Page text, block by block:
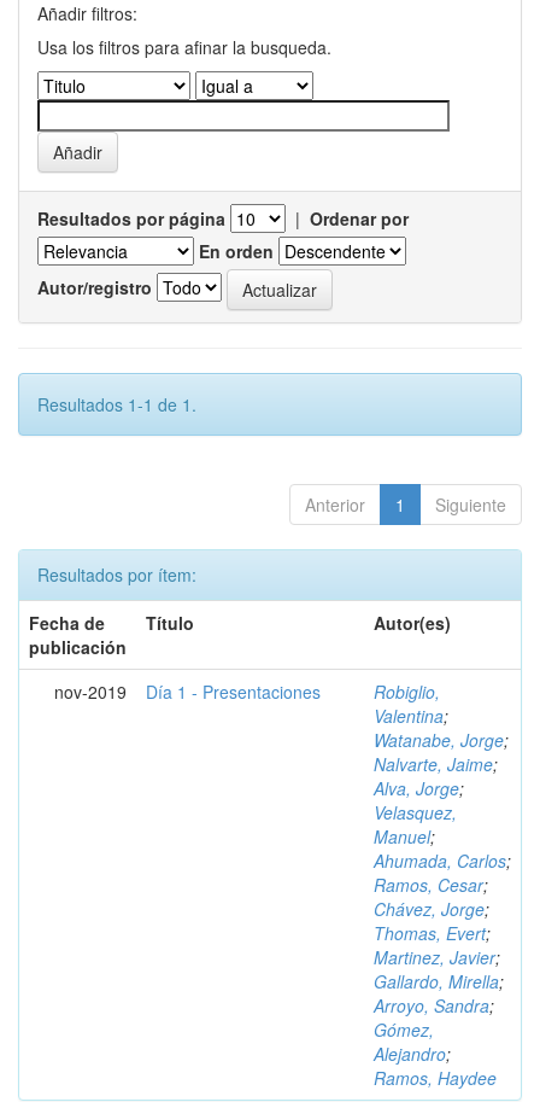
Añadir filtros:
Usa los filtros para afinar la busqueda.
Resultados por página | Ordenar por
En orden
Autor/registro
Resultados 1-1 de 1.
Anterior 1 Siguiente
Resultados por ítem:
Fecha de
publicación
Título Autor(es)
nov-2019 Día 1 - Presentaciones
Robiglio,
Valentina;
Watanabe, Jorge;
Nalvarte, Jaime;
Alva, Jorge;
Velasquez,
Manuel;
Ahumada, Carlos;
Ramos, Cesar;
Chávez, Jorge;
Thomas, Evert;
Martinez, Javier;
Gallardo, Mirella;
Arroyo, Sandra;
Gómez,
Alejandro;
Ramos, Haydee